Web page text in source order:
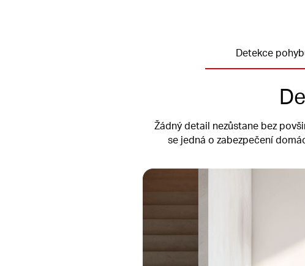
Detekce
Žádný detail nezůstane bez
se jedná o zabezpečení